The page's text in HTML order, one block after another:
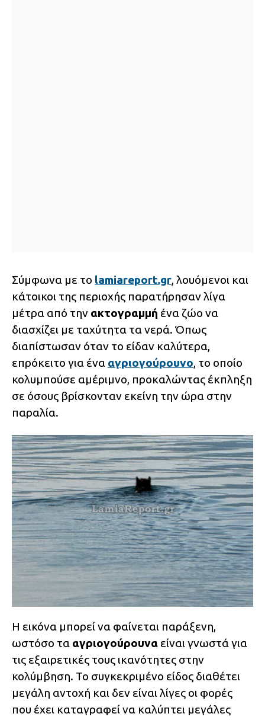
Σύμφωνα με το lamiareport.gr, λουόμενοι και
κάτοικοι της περιοχής παρατήρησαν λίγα
μέτρα από την ακτογραμμή ένα ζώο να
διασχίζει με ταχύτητα τα νερά. Όπως
διαπίστωσαν όταν το είδαν καλύτερα,
επρόκειτο για ένα αγριογούρουνο, το οποίο
κολυμπούσε αμέριμνο, προκαλώντας έκπληξη
σε όσους βρίσκονταν εκείνη την ώρα στην
παραλία.
Η εικόνα μπορεί να φαίνεται παράξενη,
ωστόσο τα αγριογούρουνα είναι γνωστά για
τις εξαιρετικές τους ικανότητες στην
κολύμβηση. Το συγκεκριμένο είδος διαθέτει
μεγάλη αντοχή και δεν είναι λίγες οι φορές
που έχει καταγραφεί να καλύπτει μεγάλες